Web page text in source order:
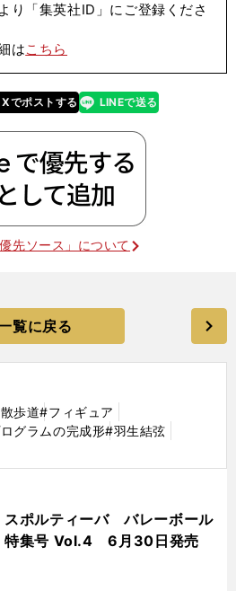
り「集英社ID」にご登録くださ
はこちら
Xでポストする
line LINEで送る
先ソース」について
覧に戻る
歩道#フィギュア
グラムの完成形#羽生結弦
スポルティーバ バレーボール
特集号 Vol.4 6月30日発売